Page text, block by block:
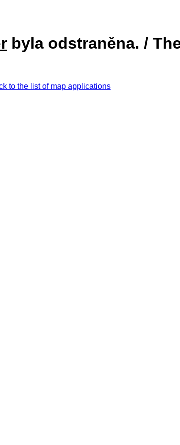
byla odstraněna. /
to the list of map applications